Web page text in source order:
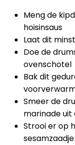
Meng de
hoisinsaus
Laat dit
Doe de
ovenschotel
Bak dit
Smeer de
marinade
Strooi er op